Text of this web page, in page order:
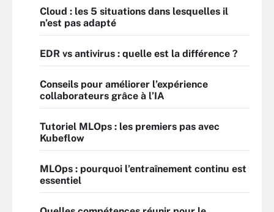
Cloud : les 5 situations dans lesquelles il
n’est pas adapté
EDR vs antivirus : quelle est la différence ?
Conseils pour améliorer l’expérience
collaborateurs grâce à l’IA
Tutoriel MLOps : les premiers pas avec
Kubeflow
MLOps : pourquoi l’entraînement continu est
essentiel